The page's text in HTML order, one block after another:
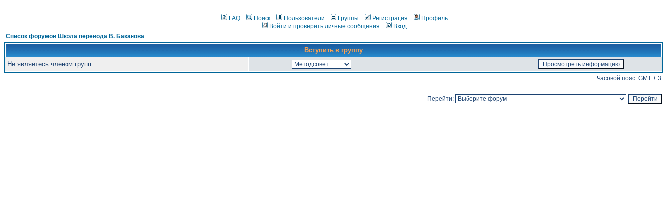
FAQ Поиск Пользователи Группы Регистрация
Профиль
Войти и проверить личные сообщения
Вход
Список форумов Школа перевода В. Баканова
Вступить в группу
Не являетесь членом групп
Часовой пояс: GMT + 3
Перейти: